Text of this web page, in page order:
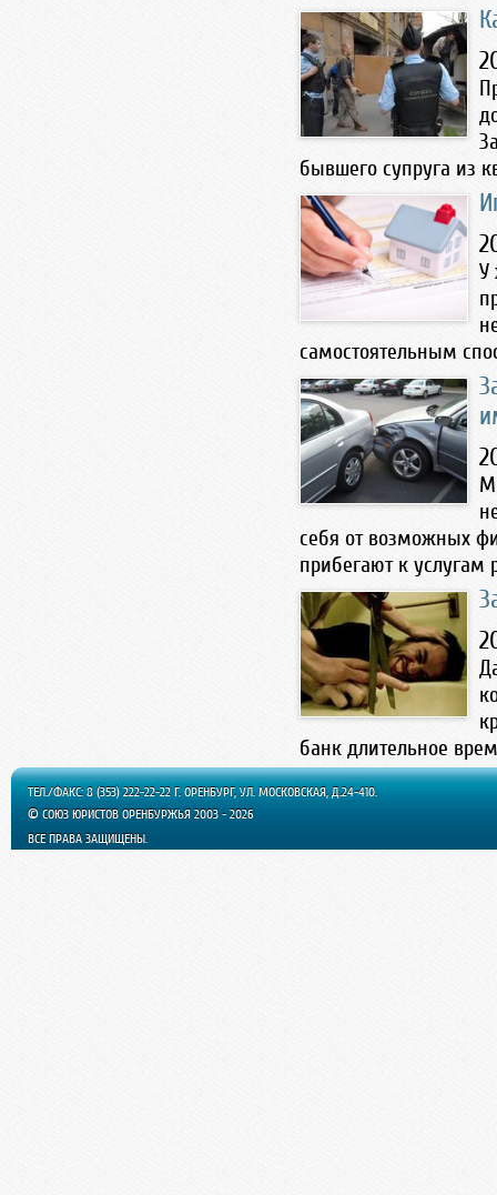
бывшего супруга из
У
самостоятельным
себя от возможных
прибегают к услугам
банк длительное
ТЕЛ./ФАКС: 8 (353) 222-22-22 Г. ОРЕНБУРГ, УЛ. МОСКОВСКАЯ, Д.24-410.
© СОЮЗ ЮРИСТОВ ОРЕНБУРЖЬЯ 2003 - 2026
ВСЕ ПРАВА ЗАЩИЩЕНЫ.